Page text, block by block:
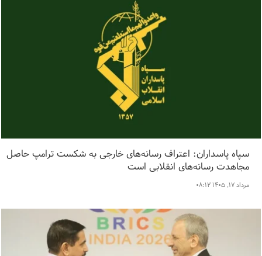
سپاه پاسداران: اعتراف رسانه‌های خارجی به شکست ترامپ حاصل
مجاهدت رسانه‌های انقلابی است
مرداد ۱۷, ۱۴۰۵ ۰۸:۱۲